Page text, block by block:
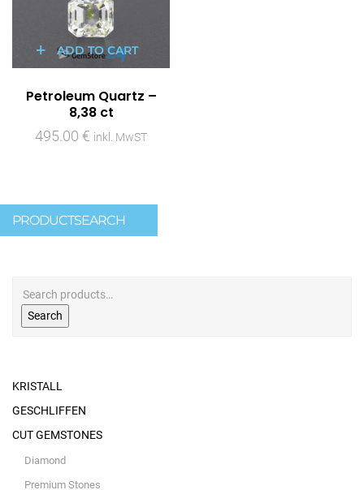
ADD TO CART
Petroleum Quartz –
8,38 ct
495.00 € inkl. MwST
PRODUCTSEARCH
Search
KRISTALL
GESCHLIFFEN
CUT GEMSTONES
Diamond
Premium Stones